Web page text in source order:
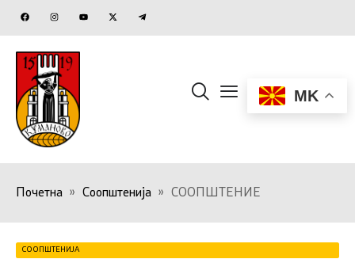
MK
Почетна » Соопштенија » СООПШТЕНИЕ
СООПШТЕНИЈА